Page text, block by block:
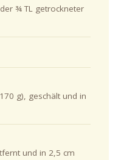
¾ TL getrockneter
g), geschält und in
und in 2,5 cm